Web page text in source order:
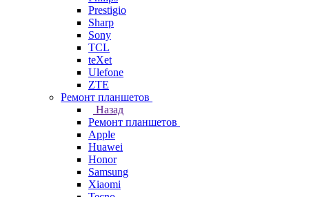
Prestigio
Sharp
Sony
TCL
teXet
Ulefone
ZTE
Ремонт планшетов
Назад
Ремонт планшетов
Apple
Huawei
Honor
Samsung
Xiaomi